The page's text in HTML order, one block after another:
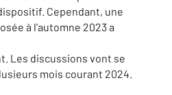
Cependant, une
à l’automne 2023 a
Les discussions vont se
mois courant 2024.